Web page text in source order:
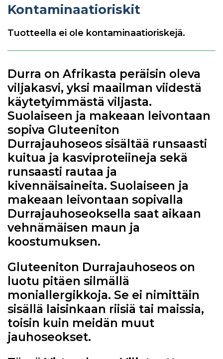
Kontaminaatioriskit
Tuotteella ei ole kontaminaatioriskejä.
Durra on Afrikasta peräisin oleva
viljakasvi, yksi maailman viidestä
käytetyimmästä viljasta.
Suolaiseen ja makeaan leivontaan
sopiva Gluteeniton
Durrajauhoseos sisältää runsaasti
kuitua ja kasviproteiineja sekä
runsaasti rautaa ja
kivennäisaineita. Suolaiseen ja
makeaan leivontaan sopivalla
Durrajauhoseoksella saat aikaan
vehnämäisen maun ja
koostumuksen.
Gluteeniton Durrajauhoseos on
luotu pitäen silmällä
moniallergikkoja. Se ei nimittäin
sisällä laisinkaan riisiä tai maissia,
toisin kuin meidän muut
jauhoseokset.